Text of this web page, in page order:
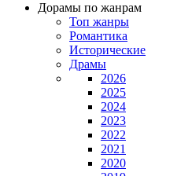
Дорамы по жанрам
Топ жанры
Романтика
Исторические
Драмы
2026
2025
2024
2023
2022
2021
2020